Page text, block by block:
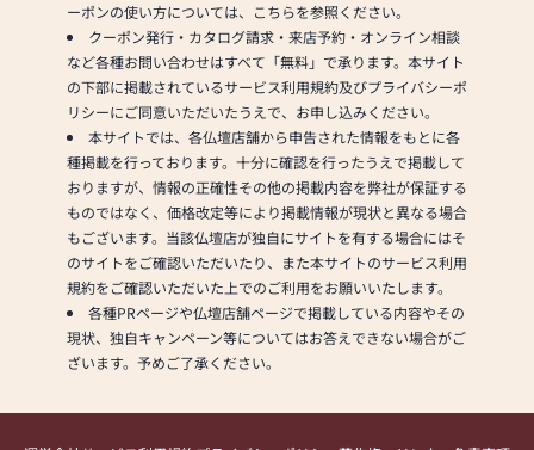
ーポンの使い方については、こちらを参照ください。
クーポン発行・カタログ請求・来店予約・オンライン相談
など各種お問い合わせはすべて「無料」で承ります。本サイト
の下部に掲載されているサービス利用規約及びプライバシーポ
リシーにご同意いただいたうえで、お申し込みください。
本サイトでは、各仏壇店舗から申告された情報をもとに各
種掲載を行っております。十分に確認を行ったうえで掲載して
おりますが、情報の正確性その他の掲載内容を弊社が保証する
ものではなく、価格改定等により掲載情報が現状と異なる場合
もございます。当該仏壇店が独自にサイトを有する場合にはそ
のサイトをご確認いただいたり、また本サイトのサービス利用
規約をご確認いただいた上でのご利用をお願いいたします。
各種PRページや仏壇店舗ページで掲載している内容やその
現状、独自キャンペーン等についてはお答えできない場合がご
ざいます。予めご了承ください。